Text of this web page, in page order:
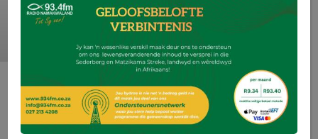
Konfyt Vierkante